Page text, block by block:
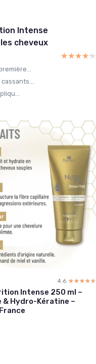
Intense
cheveux
★★★★★
★★★★★
4.6 ☆☆☆☆☆
★★★★★
Intense 250 ml –
& Hydro-Kératine –